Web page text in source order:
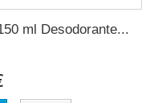
ml Desodorante...